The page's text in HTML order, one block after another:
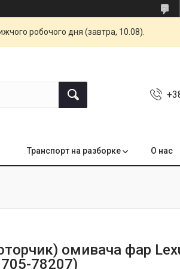
робочого дня (завтра, 10.08).
Транспорт на разборке О нас
омивача фар
78207)